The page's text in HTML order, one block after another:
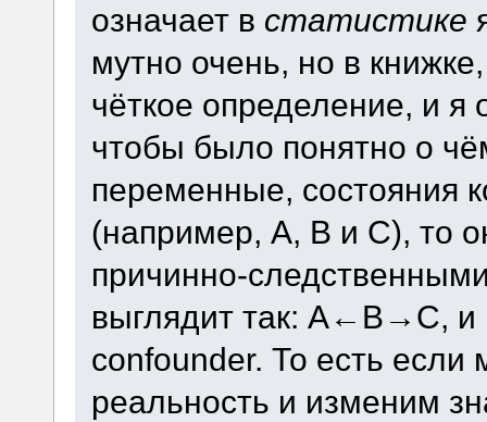
означает в статистике
мутно очень, но в
чёткое определение, и я
чтобы было понятно о
переменные, состояния
(например, A, B и C), то
причинно-
выглядит так: A←B→C, и
confounder. То есть
реальность и изменим